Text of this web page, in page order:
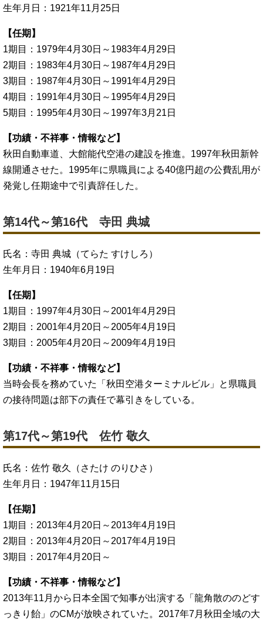
生年月日：1921年11月25日
【任期】
1期目：1979年4月30日～1983年4月29日
2期目：1983年4月30日～1987年4月29日
3期目：1987年4月30日～1991年4月29日
4期目：1991年4月30日～1995年4月29日
5期目：1995年4月30日～1997年3月21日
【功績・不祥事・情報など】
秋田自動車道、大館能代空港の建設を推進。1997年秋田新幹
線開通させた。1995年に県職員による40億円超の公費乱用が
発覚し任期途中で引責辞任した。
第14代～第16代 寺田 典城
氏名：寺田 典城（てらた すけしろ）
生年月日：1940年6月19日
【任期】
1期目：1997年4月30日～2001年4月29日
2期目：2001年4月20日～2005年4月19日
3期目：2005年4月20日～2009年4月19日
【功績・不祥事・情報など】
当時会長を務めていた「秋田空港ターミナルビル」と県職員
の接待問題は部下の責任で幕引きをしている。
第17代～第19代 佐竹 敬久
氏名：佐竹 敬久（さたけ のりひさ）
生年月日：1947年11月15日
【任期】
1期目：2013年4月20日～2013年4月19日
2期目：2013年4月20日～2017年4月19日
3期目：2017年4月20日～
【功績・不祥事・情報など】
2013年11月から日本全国で知事が出演する「龍角散ののどす
っきり飴」のCMが放映されていた。2017年7月秋田全域の大